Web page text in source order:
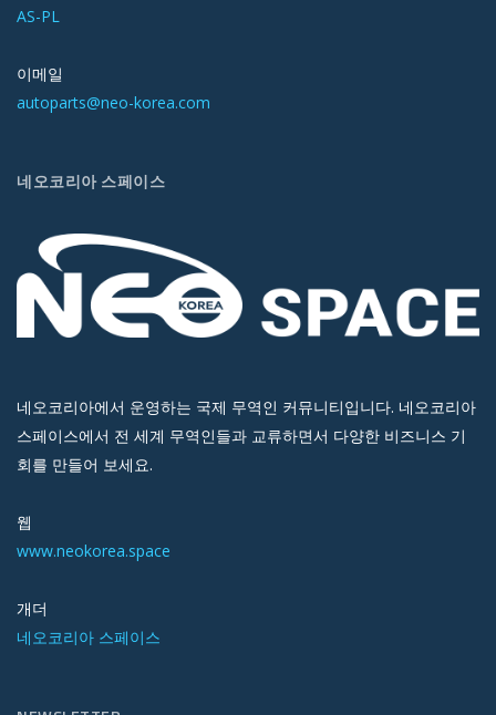
AS-PL
이메일
autoparts@neo-korea.com
네오코리아 스페이스
네오코리아에서 운영하는 국제 무역인 커뮤니티입니다. 네오코리아
스페이스에서 전 세계 무역인들과 교류하면서 다양한 비즈니스 기
회를 만들어 보세요.
웹
www.neokorea.space
개더
네오코리아 스페이스